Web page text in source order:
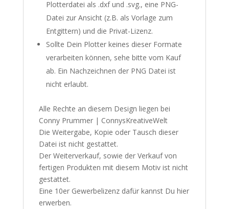
Plotterdatei als .dxf und .svg., eine PNG-
Datei zur Ansicht (z.B. als Vorlage zum
Entgittern) und die Privat-Lizenz.
Sollte Dein Plotter keines dieser Formate
verarbeiten können, sehe bitte vom Kauf
ab. Ein Nachzeichnen der PNG Datei ist
nicht erlaubt.
Alle Rechte an diesem Design liegen bei
Conny Prummer | ConnysKreativeWelt
Die Weitergabe, Kopie oder Tausch dieser
Datei ist nicht gestattet.
Der Weiterverkauf, sowie der Verkauf von
fertigen Produkten mit diesem Motiv ist nicht
gestattet.
Eine 10er Gewerbelizenz dafür kannst Du hier
erwerben.